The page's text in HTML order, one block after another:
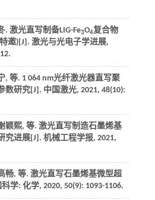
. 激光直写制备LIG-Fe3O4复合物
邀)[J]. 激光与光电子学进展,
, 等. 1 064 nm光纤激光器直写聚
数研究[J]. 中国激光, 2021, 48(10):
颖熙, 等. 激光直写制造石墨烯基
究进展[J]. 机械工程学报, 2021,
畅, 等. 激光直写石墨烯基微型超
科学: 化学, 2020, 50(9): 1093-1106.